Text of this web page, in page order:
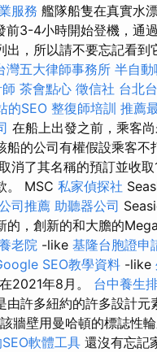
服務 艦隊船隻在真實水
3-4小時開始登機，通過
出，所以請不要忘記看到
灣五大律師事務所 半自
茶會點心 徵信社 台北
的SEO 整復師培訓 推薦
在船上出發之前，乘客
的公司有權假設乘客不
消了其名稱的預訂並收
。 MSC 私家偵探社
司推薦 助聽器公司
的，創新的和大膽的Mega
老院 -like 基隆台胞證申
SEO教學資料 -like
2021年8月。 台中養生
由許多紐約的許多設計元
牆壁用曼哈頓的標誌性輪
軟體工具 還沒有忘記